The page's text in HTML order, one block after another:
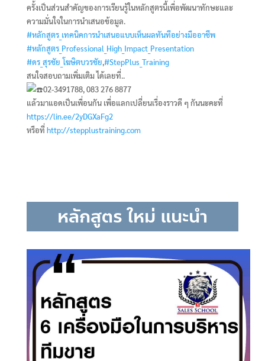
ครั้งเป็นส่วนสำคัญของการเรียนรู้ในหลักสูตรนี้เพื่อพัฒนาทักษะและ
ความมั่นใจในการนำเสนอข้อมูล.
#หลักสูตร_เทคนิคการนำเสนอแบบเห็นผลทันทีอย่างมืออาชีพ
#หลักสูตร_Professional_High_Impact_Presentation
#ดร_สุรชัย_โฆษิตบวรชัย,#StepPlus_Training
สนใจสอบถามเพิ่มเติม ได้เลยที่..
02-3491788, 083 276 8877
แล้วมาแอดเป็นเพื่อนกัน เพื่อแลกเปลี่ยนเรื่องราวดี ๆ กันนะคะที่
https://lin.ee/2yDGXaFg2
หรือที่ http://stepplustraining.com
หลักสูตร ใหม่ แนะนำ